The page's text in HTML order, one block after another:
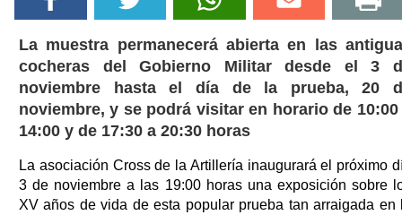
La muestra permanecerá abierta en las
cocheras del Gobierno Militar desde el 3
noviembre hasta el día de la prueba, 20
noviembre, y se podrá visitar en horario de 10:00
14:00 y de 17:30 a 20:30 horas
La asociación Cross de la Artillería inaugurará el próximo
3 de noviembre a las 19:00 horas una exposición sobre
XV años de vida de esta popular prueba tan arraigada en